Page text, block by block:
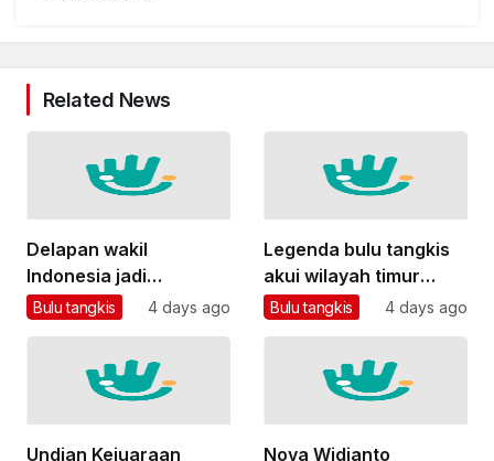
Related News
Delapan wakil
Indonesia jadi
unggulan Kejuaraan
Bulu tangkis 4 days ago
Legenda bulu tangkis
akui wilayah timur
masih kurang
Bulu tangkis 4 days ago
Undian Kejuaraan
Nova Widianto